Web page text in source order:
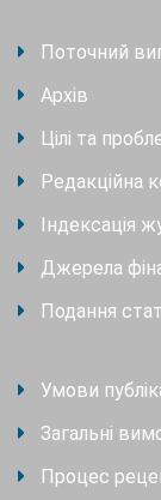
Поточний
Архів
Цілі та
Редакційна
Індексація
Джерела
Подання
Умови
Загальні
Процес